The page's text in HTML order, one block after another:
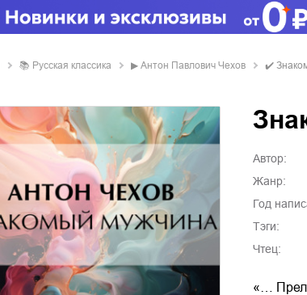
📚 русская классика ▶ Антон Павлович Чехов ✔️
Автор:
Жанр:
Год
Тэги:
Чтец:
«…